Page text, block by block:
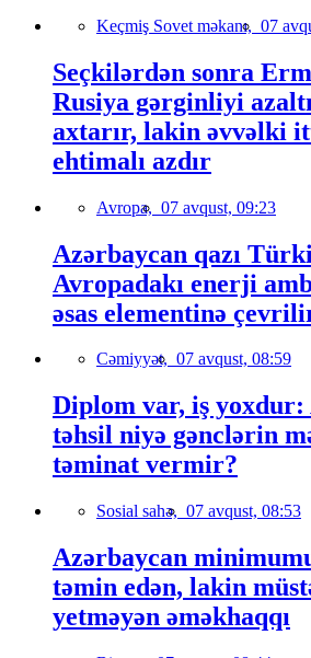
Keçmiş Sovet məkanı, 07
Seçkilərdən sonra
Rusiya gərginliyi
axtarır, lakin əvvəlki
ehtimalı azdır
Avropa, 07 avqust, 09:23
Azərbaycan qazı
Avropadakı enerji
əsas elementinə
Cəmiyyət, 07 avqust, 08:59
Diplom var, iş yoxdur:
təhsil niyə gənclərin
təminat vermir?
Sosial sahə, 07 avqust, 08:53
Azərbaycan
təmin edən, lakin
yetməyən əməkhaqqı